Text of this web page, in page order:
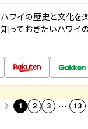
ワイの歴史と文化を
っておきたいハワイ
1 2 3 … 13